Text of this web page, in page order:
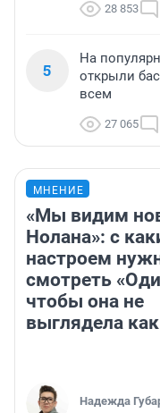
28 853
5
На
открыли
всем
27 065
МНЕНИЕ
«Мы видим
Нолана»: с
настроем
смотреть
чтобы она не
выглядела
Надежда